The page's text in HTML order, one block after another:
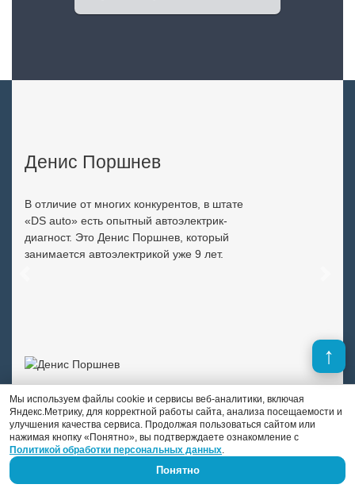
Денис Поршнев
В отличие от многих конкурентов, в штате
«DS auto» есть опытный автоэлектрик-
диагност. Это Денис Поршнев, который
занимается автоэлектрикой уже 9 лет.
Мы используем файлы cookie и сервисы веб-аналитики, включая
Яндекс.Метрику, для корректной работы сайта, анализа посещаемости и
улучшения качества сервиса. Продолжая пользоваться сайтом или
нажимая кнопку «Понятно», вы подтверждаете ознакомление с
Политикой обработки персональных данных.
Понятно